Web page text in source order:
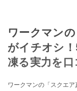
ワークマン
がイチオシ
凍る実力を
ワークマンの「スクエ